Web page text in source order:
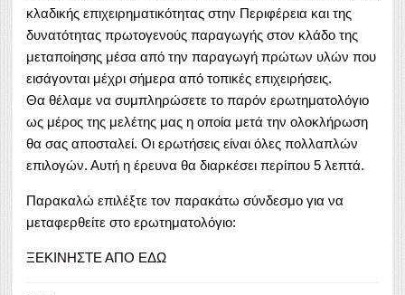
κλαδικής επιχειρηματικότητας στην Περιφέρεια και της
δυνατότητας πρωτογενούς παραγωγής στον κλάδο της
μεταποίησης μέσα από την παραγωγή πρώτων υλών που
εισάγονται μέχρι σήμερα από τοπικές επιχειρήσεις.
Θα θέλαμε να συμπληρώσετε το παρόν ερωτηματολόγιο
ως μέρος της μελέτης μας η οποία μετά την ολοκλήρωση
θα σας αποσταλεί. Οι ερωτήσεις είναι όλες πολλαπλών
επιλογών. Αυτή η έρευνα θα διαρκέσει περίπου 5 λεπτά.
Παρακαλώ επιλέξτε τον παρακάτω σύνδεσμο για να
μεταφερθείτε στο ερωτηματολόγιο:
ΞΕΚΙΝΗΣΤΕ ΑΠΟ ΕΔΩ